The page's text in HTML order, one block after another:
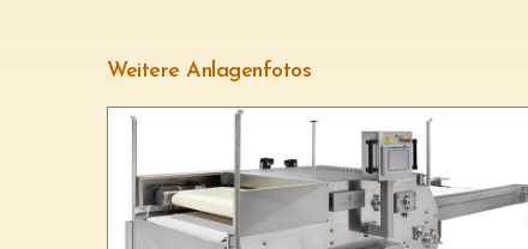
Weitere Anlagenfotos